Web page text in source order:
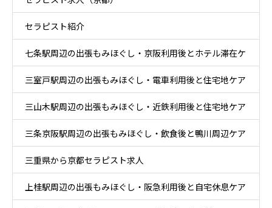
セラピスト紹介
七条駅周辺の出張もみほぐし・京阪利用後とホテル滞在ケ
ア
三室戸駅周辺の出張もみほぐし・電車利用後と住宅地ケア
三山木駅周辺の出張もみほぐし・近鉄利用後と住宅地ケア
三条京阪駅周辺の出張もみほぐし・飲食後と鴨川周辺ケア
三重県から京都セラピスト求人
上桂駅周辺の出張もみほぐし・阪急利用後と自宅休息ケア